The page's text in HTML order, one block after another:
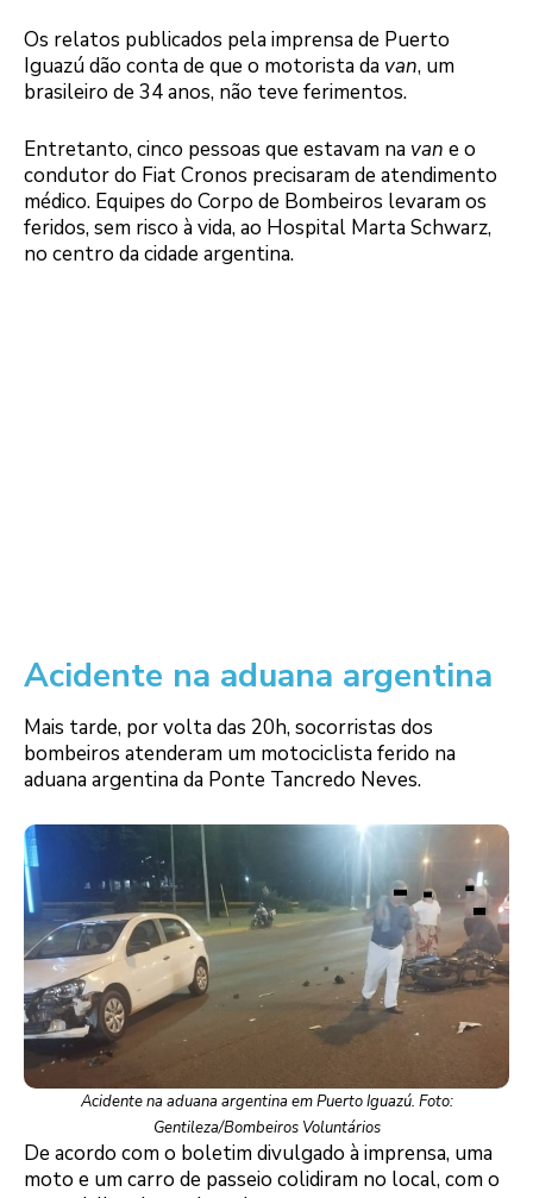
Os relatos publicados pela imprensa de Puerto
Iguazú dão conta de que o motorista da van, um
brasileiro de 34 anos, não teve ferimentos.
Entretanto, cinco pessoas que estavam na van e o
condutor do Fiat Cronos precisaram de atendimento
médico. Equipes do Corpo de Bombeiros levaram os
feridos, sem risco à vida, ao Hospital Marta Schwarz,
no centro da cidade argentina.
Acidente na aduana argentina
Mais tarde, por volta das 20h, socorristas dos
bombeiros atenderam um motociclista ferido na
aduana argentina da Ponte Tancredo Neves.
Acidente na aduana argentina em Puerto Iguazú. Foto:
Gentileza/Bombeiros Voluntários
De acordo com o boletim divulgado à imprensa, uma
moto e um carro de passeio colidiram no local, com o